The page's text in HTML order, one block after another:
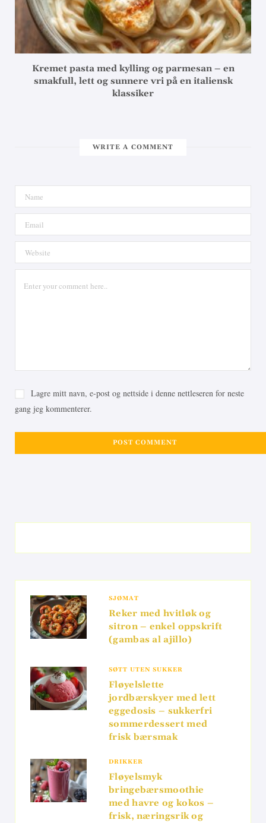
Kremet pasta med kylling og parmesan – en
smakfull, lett og sunnere vri på en italiensk
klassiker
WRITE A COMMENT
Lagre mitt navn, e-post og nettside i denne nettleseren for neste
gang jeg kommenterer.
SJØMAT
Reker med hvitløk og
sitron – enkel oppskrift
(gambas al ajillo)
SØTT UTEN SUKKER
Fløyelslette
jordbærskyer med lett
eggedosis – sukkerfri
sommerdessert med
frisk bærsmak
DRIKKER
Fløyelsmyk
bringebærsmoothie
med havre og kokos –
frisk, næringsrik og